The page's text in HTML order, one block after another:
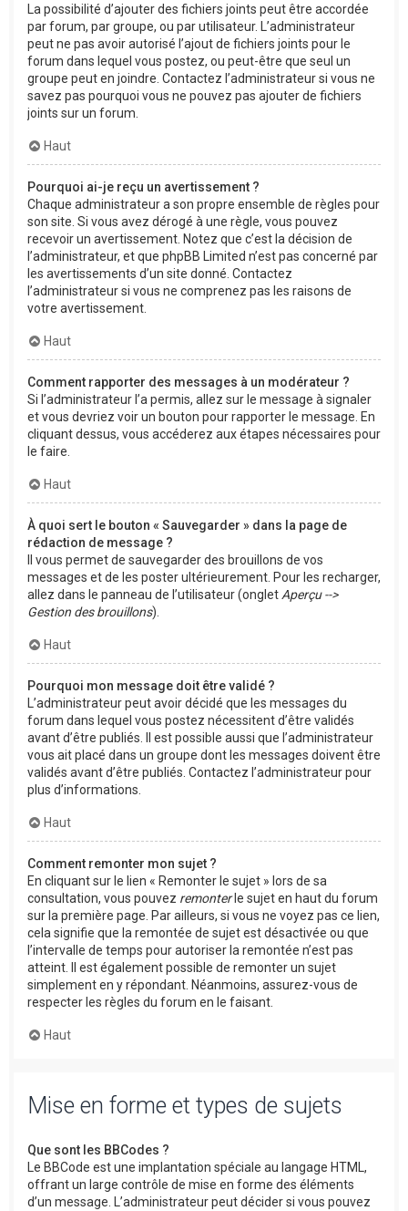
La possibilité d’ajouter des fichiers joints peut être accordée
par forum, par groupe, ou par utilisateur. L’administrateur
peut ne pas avoir autorisé l’ajout de fichiers joints pour le
forum dans lequel vous postez, ou peut-être que seul un
groupe peut en joindre. Contactez l’administrateur si vous ne
savez pas pourquoi vous ne pouvez pas ajouter de fichiers
joints sur un forum.
Haut
Pourquoi ai-je reçu un avertissement ?
Chaque administrateur a son propre ensemble de règles pour
son site. Si vous avez dérogé à une règle, vous pouvez
recevoir un avertissement. Notez que c’est la décision de
l’administrateur, et que phpBB Limited n’est pas concerné par
les avertissements d’un site donné. Contactez
l’administrateur si vous ne comprenez pas les raisons de
votre avertissement.
Haut
Comment rapporter des messages à un modérateur ?
Si l’administrateur l’a permis, allez sur le message à signaler
et vous devriez voir un bouton pour rapporter le message. En
cliquant dessus, vous accéderez aux étapes nécessaires pour
le faire.
Haut
À quoi sert le bouton « Sauvegarder » dans la page de
rédaction de message ?
Il vous permet de sauvegarder des brouillons de vos
messages et de les poster ultérieurement. Pour les recharger,
allez dans le panneau de l’utilisateur (onglet Aperçu -->
Gestion des brouillons).
Haut
Pourquoi mon message doit être validé ?
L’administrateur peut avoir décidé que les messages du
forum dans lequel vous postez nécessitent d’être validés
avant d’être publiés. Il est possible aussi que l’administrateur
vous ait placé dans un groupe dont les messages doivent être
validés avant d’être publiés. Contactez l’administrateur pour
plus d’informations.
Haut
Comment remonter mon sujet ?
En cliquant sur le lien « Remonter le sujet » lors de sa
consultation, vous pouvez remonterle sujet en haut du forum
sur la première page. Par ailleurs, si vous ne voyez pas ce lien,
cela signifie que la remontée de sujet est désactivée ou que
l’intervalle de temps pour autoriser la remontée n’est pas
atteint. Il est également possible de remonter un sujet
simplement en y répondant. Néanmoins, assurez-vous de
respecter les règles du forum en le faisant.
Haut
Mise en forme et types de sujets
Que sont les BBCodes ?
Le BBCode est une implantation spéciale au langage HTML,
offrant un large contrôle de mise en forme des éléments
d’un message. L’administrateur peut décider si vous pouvez